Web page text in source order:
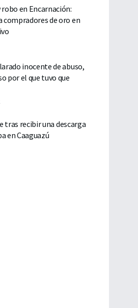
en Encarnación:
compradores de oro en
inocente de abuso,
por el que tuvo que
tras recibir una descarga
en Caaguazú